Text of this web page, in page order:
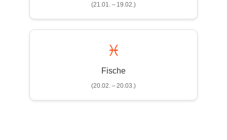
(21.01. – 19.02.)
♓
Fische
(20.02. – 20.03.)